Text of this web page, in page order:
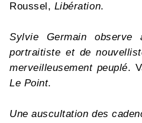
Roussel, Libération.
Sylvie Germain
portraitiste et de
merveilleusement peuplé.
Le Point.
Une auscultation des